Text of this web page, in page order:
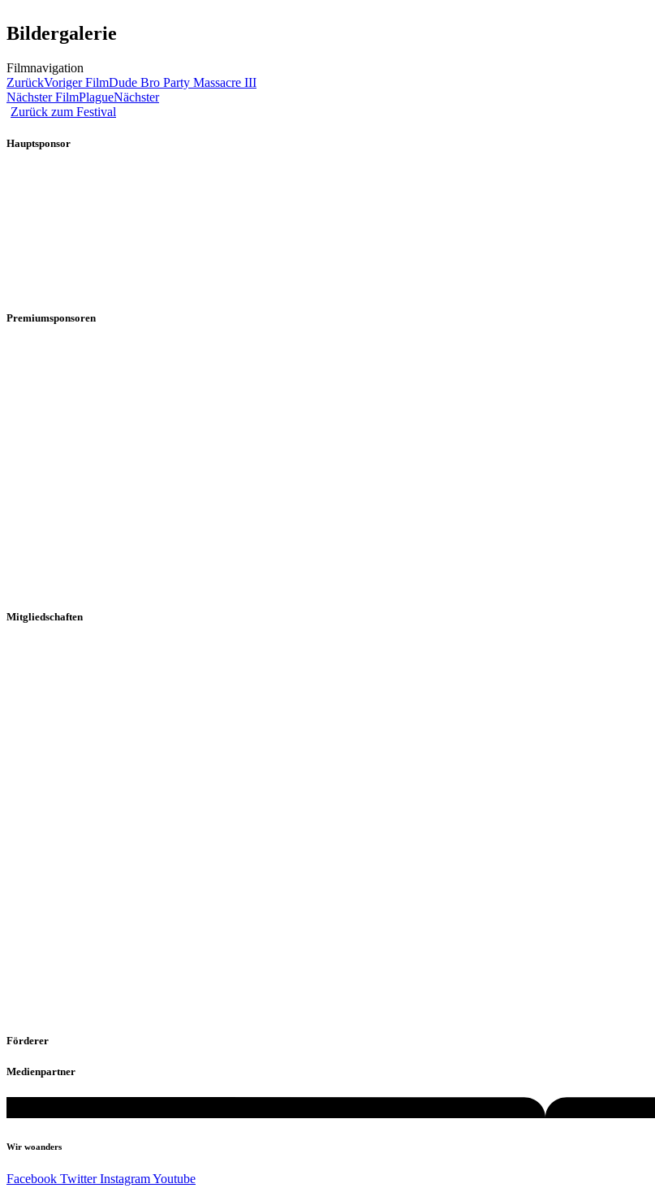
Bildergalerie
Filmnavigation
ZurückVoriger FilmDude Bro Party Massacre III
Nächster FilmPlagueNächster
Zurück zum Festival
Hauptsponsor
Premiumsponsoren
Mitgliedschaften
Förderer
Medienpartner
Wir woanders
Facebook Twitter InstagramYoutube